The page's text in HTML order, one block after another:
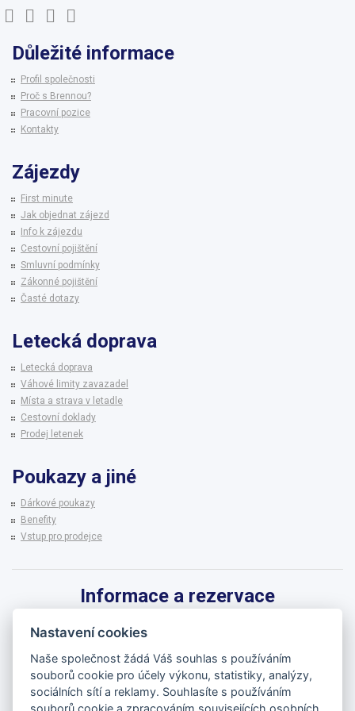
Důležité informace
Profil společnosti
Proč s Brennou?
Pracovní pozice
Kontakty
Zájezdy
First minute
Jak objednat zájezd
Info k zájezdu
Cestovní pojištění
Smluvní podmínky
Zákonné pojištění
Časté dotazy
Letecká doprava
Letecká doprava
Váhové limity zavazadel
Místa a strava v letadle
Cestovní doklady
Prodej letenek
Poukazy a jiné
Dárkové poukazy
Benefity
Vstup pro prodejce
Informace a rezervace
542 215 256
brenna@brenna.cz
Nastavení cookies
Naše společnost žádá Váš souhlas s používáním
souborů cookie pro účely výkonu, statistiky, analýzy,
sociálních sítí a reklamy. Souhlasíte s používáním
souborů cookie a zpracováním souvisejících osobních